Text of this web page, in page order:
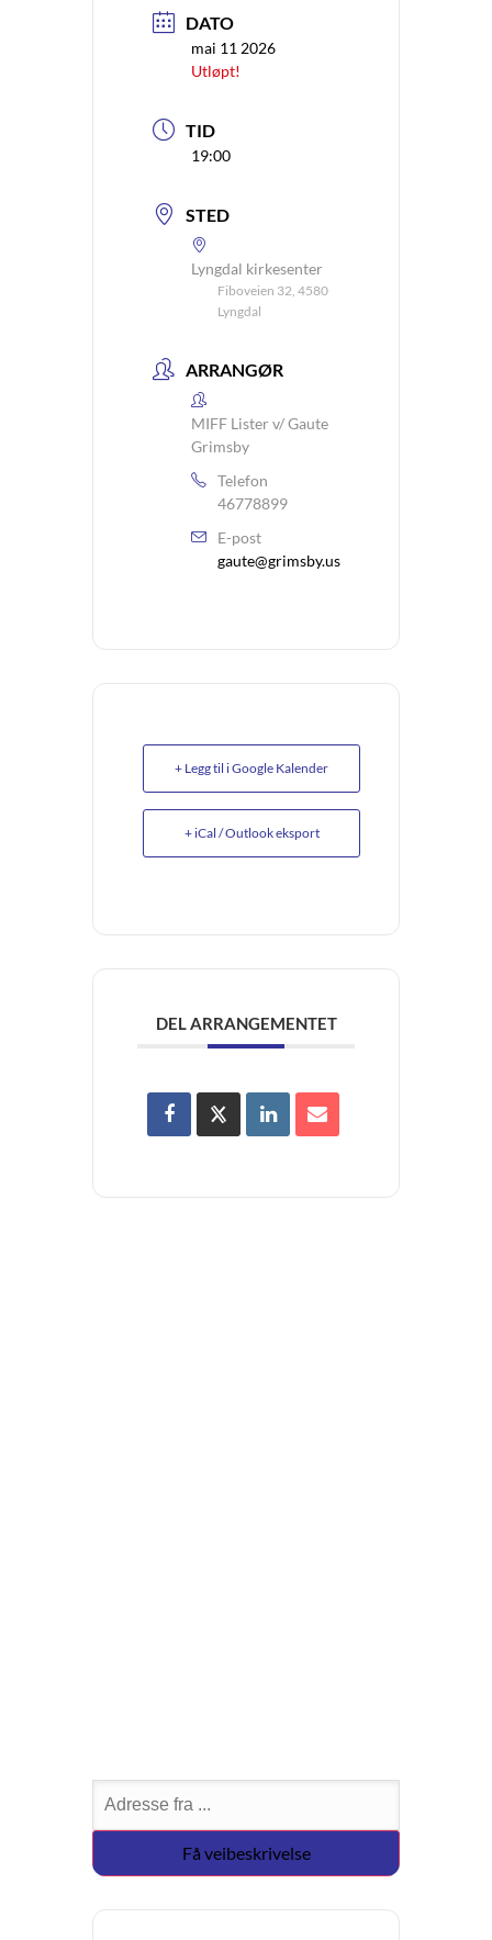
DATO
mai 11 2026
Utløpt!
TID
19:00
STED
Lyngdal kirkesenter
Fiboveien 32, 4580
Lyngdal
ARRANGØR
MIFF Lister v/ Gaute
Grimsby
Telefon
46778899
E-post
gaute@grimsby.us
+ Legg til i Google Kalender
+ iCal / Outlook eksport
DEL ARRANGEMENTET